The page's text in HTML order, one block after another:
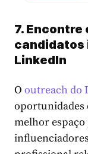
7. Encontre
candidatos
LinkedIn
O outreach do
oportunidades
melhor espaço